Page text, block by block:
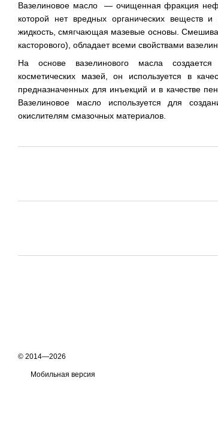
Вазелиновое масло — очищенная фракция
которой нет вредных органических веществ
жидкость, смягчающая мазевые основы.
касторового), обладает всеми свойствами
На основе вазелинового масла
косметических мазей, он используется в
предназначенных для инъекций и в качестве
Вазелиновое масло используется для
окислителям смазочных материалов.
© 2014—2026
Мобильная версия